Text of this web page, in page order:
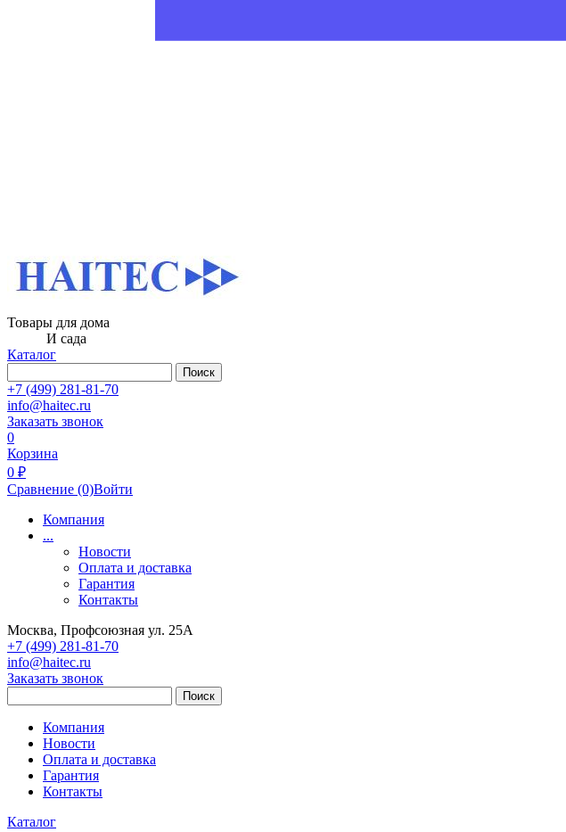
Товары для дома
И сада
Каталог
Поиск
+7 (499) 281-81-70
info@haitec.ru
Заказать звонок
0
Корзина
0 ₽
Сравнение (0)Войти
Компания
...
Новости
Оплата и доставка
Гарантия
Контакты
Москва, Профсоюзная ул. 25А
+7 (499) 281-81-70
info@haitec.ru
Заказать звонок
Поиск
Компания
Новости
Оплата и доставка
Гарантия
Контакты
Каталог